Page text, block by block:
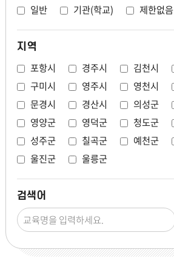
일반 기관(학교) 제한없음
지역
포항시 경주시 김천시
구미시
영주시 영천시
문경시
경산시 의성군
영양군
영덕군 청도군
성주군
칠곡군 예천군
울진군
울릉군
검색어